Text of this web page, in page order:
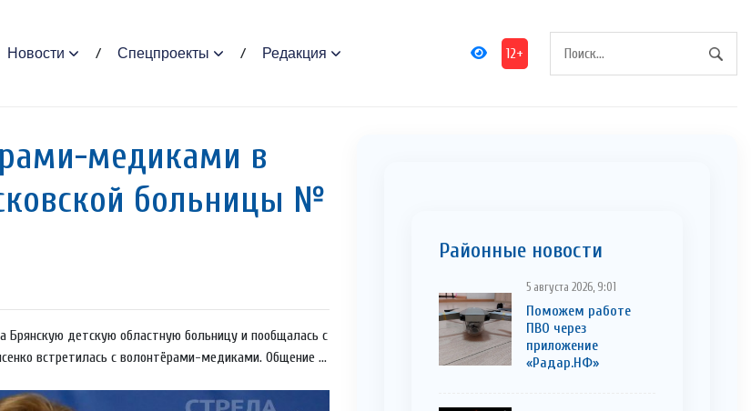
Новости Спецпроекты Редакция 12+
медиками в
больницы №
детскую областную больницу и пообщалась с
встретилась с волонтёрами-медиками. Общение ...
Районные новости
5 августа 2026, 9:01
Поможем работе
ПВО через
приложение
«Радар.НФ»